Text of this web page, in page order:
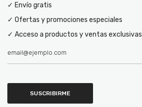
✓ Envío gratis
✓ Ofertas y promociones especiales
✓ Acceso a productos y ventas exclusivas